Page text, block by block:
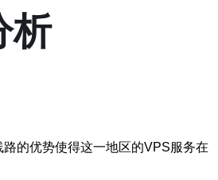
析
的优势使得这一地区的VPS服务在